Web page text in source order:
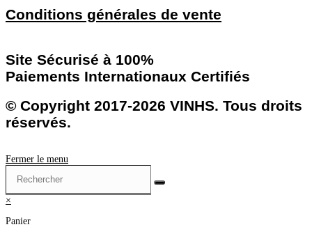
Conditions générales de vente
Site Sécurisé à 100%
Paiements Internationaux Certifiés
© Copyright 2017-2026 VINHS. Tous droits
réservés.
Fermer le menu
×
Panier